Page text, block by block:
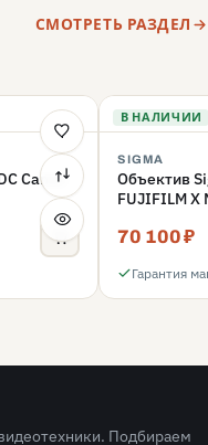
СМОТРЕТЬ РАЗДЕЛ
Canon
В НАЛИЧИИ
SIGMA
Объектив
FUJIFILM X
70 100 ₽
Гарантия
Подбираем